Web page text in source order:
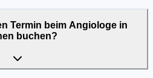
Termin beim Angiologe in
buchen?